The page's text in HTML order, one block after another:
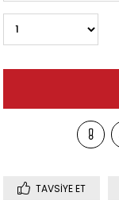
TAVSIYE ET